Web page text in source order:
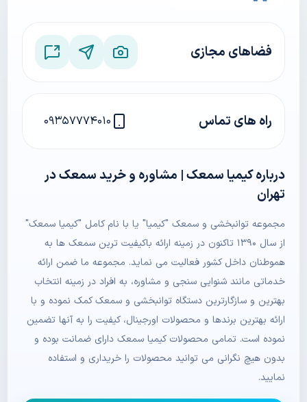
فضاهای مجازی
راه های تماس ۰۹۳۵۷۷۷۴۰۱۰
درباره کیمیا سمعک | مشاوره و خرید سمعک در
تهران
مجموعه توانبخشی و سمعک "کیمیا" یا با نام کامل "کیمیا سمعک"
از سال ۱۳۹۰ تاکنون در زمینه ارائه باکیفیت ترین سمعک ها به
هموطنان داخل کشور فعالیت می نماید. مجموعه ما ضمن ارائه
خدماتی مانند شنوایی سنجی و مشاوره، به افراد در زمینه انتخاب
بهترین و سازگارترین دستگاه توانبخشی و سمعک کمک نموده و با
ارائه بهترین برندها و محصولات اورجینال، کیفیت را به آنها تضمین
نموده است. تمامی محصولات کیمیا سمعک دارای ضمانت بوده و
بدون هیچ نگرانی می توانید محصولات را خریداری و استفاده
نمایید.